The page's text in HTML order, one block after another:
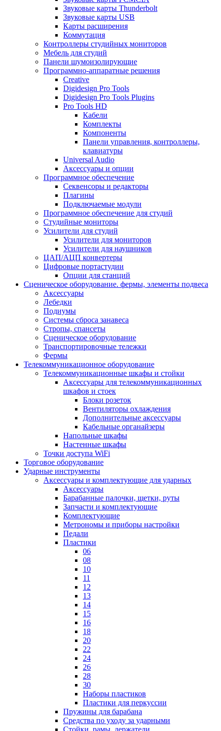
Звуковые карты Thunderbolt
Звуковые карты USB
Карты расширения
Коммутация
Контроллеры студийных мониторов
Мебель для студий
Панели шумоизолирующие
Программно-аппаратные решения
Creative
Digidesign Pro Tools
Digidesign Pro Tools Plugins
Pro Tools HD
Кабели
Комплекты
Компоненты
Панели управления, контроллеры,
клавиатуры
Universal Audio
Аксессуары и опции
Программное обеспечение
Cеквенсоры и редакторы
Плагины
Подключаемые модули
Программное обеспечение для студий
Студийные мониторы
Усилители для студий
Усилители для мониторов
Усилители для наушников
ЦАП/АЦП конвертеры
Цифровые портастудии
Опции для станций
Сценическое оборудование. фермы, элементы подвеса
Аксессуары
Лебедки
Подиумы
Системы сброса занавеса
Стропы, спансеты
Сценическое оборудование
Транспортировочные тележки
Фермы
Телекоммуникационное оборудование
Телекоммуникационные шкафы и стойки
Аксессуары для телекоммуникационных
шкафов и стоек
Блоки розеток
Вентиляторы охлаждения
Дополнительные аксессуары
Кабельные органайзеры
Напольные шкафы
Настенные шкафы
Точки доступа WiFi
Торговое оборудование
Ударные инструменты
Аксессуары и комплектующие для ударных
Аксессуары
Барабанные палочки, щетки, руты
Запчасти и комплектующие
Комплектующие
Метрономы и приборы настройки
Педали
Пластики
06
08
10
11
12
13
14
15
16
18
20
22
24
26
28
30
Наборы пластиков
Пластики для перкуссии
Пружины для барабана
Средства по уходу за ударными
Стойки, рамы, держатели